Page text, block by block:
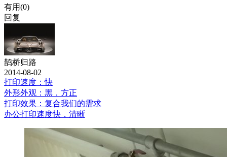
有用(0)
回复
鹊桥归路
2014-08-02
打印速度：快
外形外观：黑，方正
打印效果：复合我们的需求
办公打印速度快，清晰